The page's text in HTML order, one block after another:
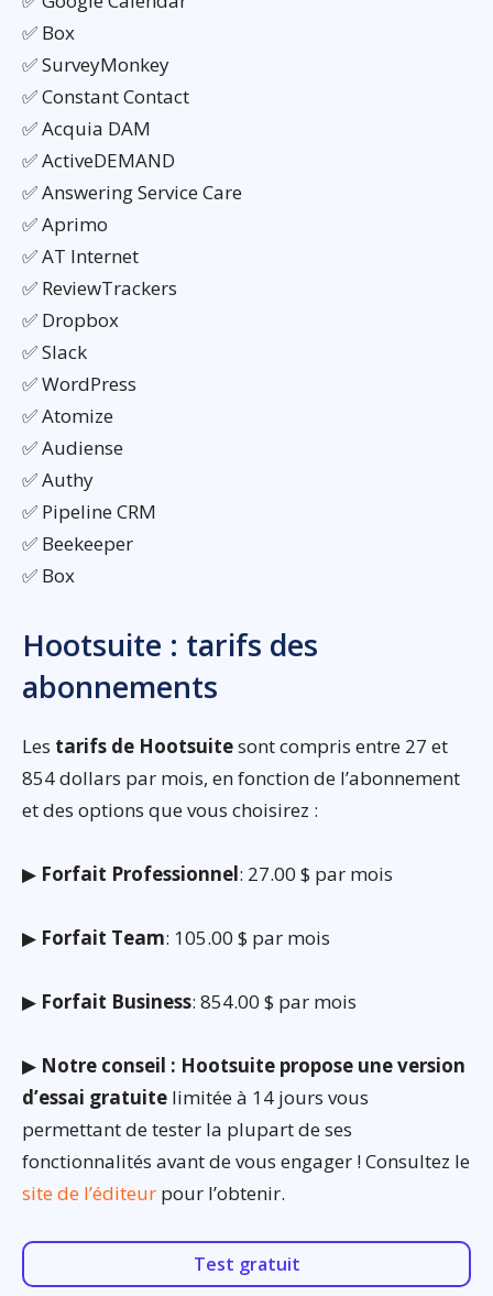
✅ Box
✅ SurveyMonkey
✅ Constant Contact
✅ Acquia DAM
✅ ActiveDEMAND
✅ Answering Service Care
✅ Aprimo
✅ AT Internet
✅ ReviewTrackers
✅ Dropbox
✅ Slack
✅ WordPress
✅ Atomize
✅ Audiense
✅ Authy
✅ Pipeline CRM
✅ Beekeeper
✅ Box
Hootsuite : tarifs des
abonnements
Les tarifs de Hootsuitesont compris entre 27 et
854 dollars par mois, en fonction de l’abonnement
et des options que vous choisirez :
▶ Forfait Professionnel: 27.00 $ par mois
▶ Forfait Team: 105.00 $ par mois
▶ Forfait Business: 854.00 $ par mois
▶ Notre conseil : Hootsuite propose une version
d’essai gratuite limitée à 14 jours vous
permettant de tester la plupart de ses
fonctionnalités avant de vous engager ! Consultez le
site de l’éditeur pour l’obtenir.
Test gratuit